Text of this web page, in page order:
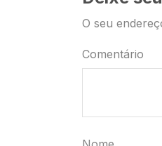
O seu
Comentário